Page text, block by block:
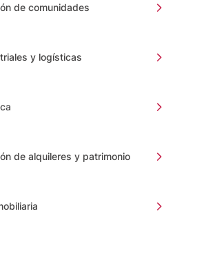
de comunidades
y logísticas
de alquileres y patrimonio